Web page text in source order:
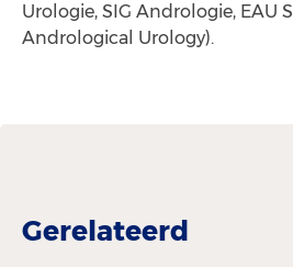
Urologie, SIG Andrologie, EAU
Andrological Urology).
Gerelateerd